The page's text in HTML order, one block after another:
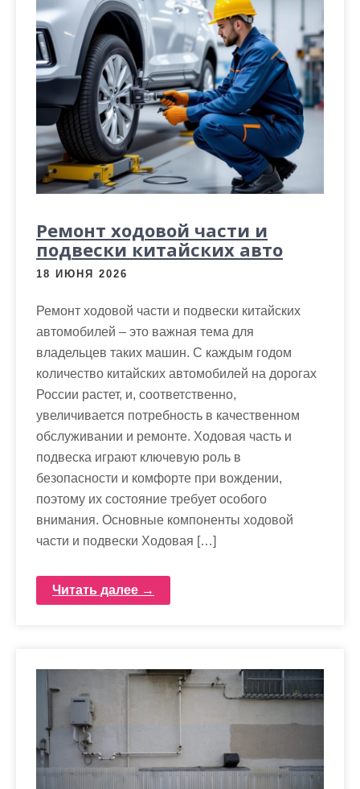
Ремонт ходовой части и
подвески китайских авто
18 ИЮНЯ 2026
Ремонт ходовой части и подвески китайских
автомобилей – это важная тема для
владельцев таких машин. С каждым годом
количество китайских автомобилей на дорогах
России растет, и, соответственно,
увеличивается потребность в качественном
обслуживании и ремонте. Ходовая часть и
подвеска играют ключевую роль в
безопасности и комфорте при вождении,
поэтому их состояние требует особого
внимания. Основные компоненты ходовой
части и подвески Ходовая […]
Читать далее →